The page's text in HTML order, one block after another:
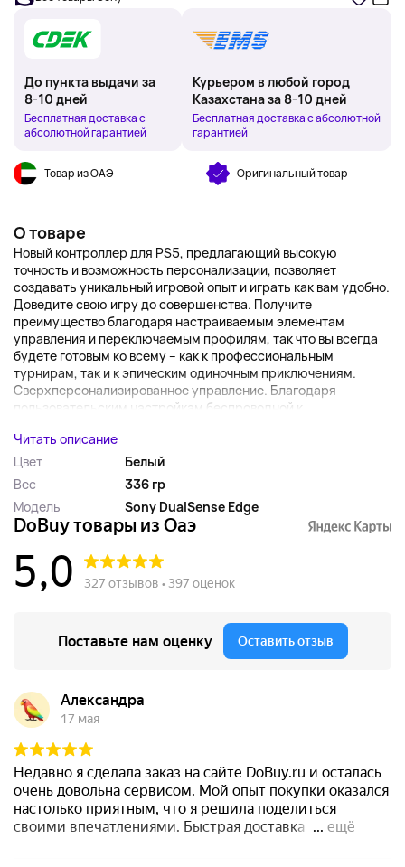
До пункта выдачи за
8-10 дней
Бесплатная доставка с
абсолютной гарантией
Курьером в любой город
Казахстана за 8-10 дней
Бесплатная доставка с абсолютной
гарантией
Товар из ОАЭ Оригинальный товар
О товаре
Новый контроллер для PS5, предлагающий высокую
точность и возможность персонализации, позволяет
создавать уникальный игровой опыт и играть как вам удобно.
Доведите свою игру до совершенства. Получите
преимущество благодаря настраиваемым элементам
управления и переключаемым профилям, так что вы всегда
будете готовым ко всему – как к профессиональным
турнирам, так и к эпическим одиночным приключениям.
Сверхперсонализированное управление. Благодаря
пользовательским настройкам беспроводной к...
Читать описание
Цвет
Белый
Вес
336 гр
Модель
Sony DualSense Edge